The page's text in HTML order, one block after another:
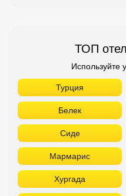
Хургада
ОАЭ
Дубай
Шарджа
Таиланд
Самуй